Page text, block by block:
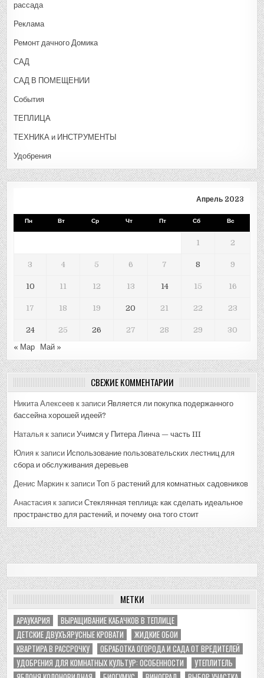
рассада
Реклама
Ремонт дачного Домика
САД
САД В ПОМЕЩЕНИИ
События
ТЕПЛИЦА
ТЕХНИКА и ИНСТРУМЕНТЫ
Удобрения
Апрель 2023
Пн Вт Ср Чт Пт Сб Вс
1 2
3 4 5 6 7 8 9
10 11 12 13 14 15 16
17 18 19 20 21 22 23
24 25 26 27 28 29
30
« Мар
Май »
СВЕЖИЕ КОММЕНТАРИИ
Никита Алексеев к записи Является ли покупка подержанного
бассейна хорошей идеей?
Наталья к записиУчимся у Питера Линча — часть III
Юлия к записи Использование пользовательских лестниц для
сбора и обслуживания деревьев
Денис Маркин к записиТоп 5 растений для комнатных садовников
Анастасия к записиСтеклянная теплица: как сделать идеальное
пространство для растений, и почему она того стоит
МЕТКИ
АРАУКАРИЯ
ВЫРАЩИВАНИЕ КАБАЧКОВ В ТЕПЛИЦЕ
ДЕТСКИЕ ДВУХЪЯРУСНЫЕ КРОВАТИ
ЖИДКИЕ ОБОИ
КВАРТИРА В РАССРОЧКУ
ОБРАБОТКА ОГОРОДА И САДА ОТ ВРЕДИТЕЛЕЙ
УДОБРЕНИЯ ДЛЯ КОМНАТНЫХ КУЛЬТУР: ОСОБЕННОСТИ
УТЕПЛИТЕЛЬ